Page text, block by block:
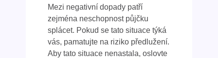
Mezi negativní dopady patří
zejména neschopnost půjčku
splácet. Pokud se tato situace týká
vás, pamatujte na riziko předlužení.
Aby tato situace nenastala, oslovte